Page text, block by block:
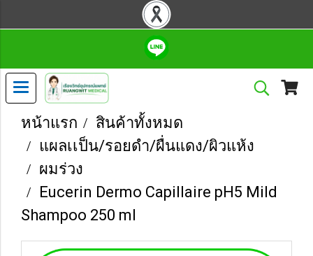
หน้าแรก
สินค้าทั้งหมด
แผลเเป็น/รอยดำ/ผื่นแดง/ผิวแห้ง
ผมร่วง
Eucerin Dermo Capillaire pH5 Mild
Shampoo 250 ml